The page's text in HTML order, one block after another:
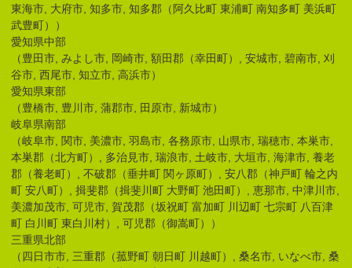
東海市, 大府市, 知多市, 知多郡（阿久比町 東浦町 南知多町 美浜町
武豊町））
愛知県中部
（豊田市, みよし市, 岡崎市, 額田郡（幸田町）, 安城市, 碧南市, 刈
谷市, 西尾市, 知立市, 高浜市）
愛知県東部
（豊橋市, 豊川市, 蒲郡市, 田原市, 新城市）
岐阜県南部
（岐阜市, 関市, 美濃市, 羽島市, 各務原市, 山県市, 瑞穂市, 本巣市,
本巣郡（北方町）, 多治見市, 瑞浪市, 土岐市, 大垣市, 海津市, 養老
郡（養老町）, 不破郡（垂井町 関ヶ原町）, 安八郡（神戸町 輪之内
町 安八町）, 揖斐郡（揖斐川町 大野町 池田町）, 恵那市, 中津川市,
美濃加茂市, 可児市, 賀茂郡（坂祝町 富加町 川辺町 七宗町 八百津
町 白川町 東白川村）, 可児郡（御嵩町））
三重県北部
（四日市市, 三重郡（菰野町 朝日町 川越町）, 桑名市, いなべ市, 桑